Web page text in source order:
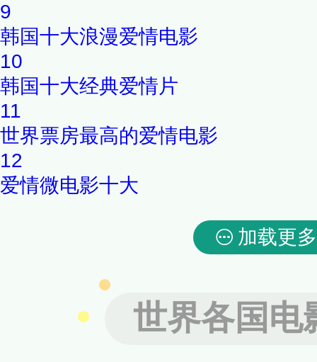
9
韩国十大浪漫爱情电影
10
韩国十大经典爱情片
11
世界票房最高的爱情电影
12
爱情微电影十大
加载更多
世界各国电